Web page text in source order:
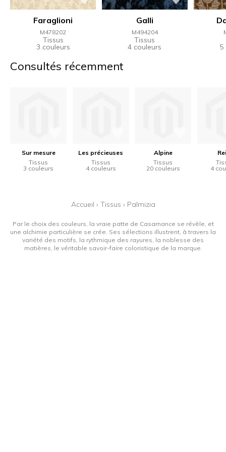
Faraglioni
M478202
Tissus
3 couleurs
Galli
M494204
Tissus
4 couleurs 5
Consultés récemment
Sur mesure
Tissus
3 couleurs
Les précieuses
Tissus
4 couleurs
Alpine
Tissus
20 couleurs
4
Accueil › Tissus › Palmizia
Par le choix des couleurs, la vraie patte de Casamance se révèle, et
une alchimie particulière se crée. Ses sélections illustrent, à travers la
variété des motifs, la rythmique des rayures, la noblesse des
matières, le véritable savoir-faire coloristique de la marque.